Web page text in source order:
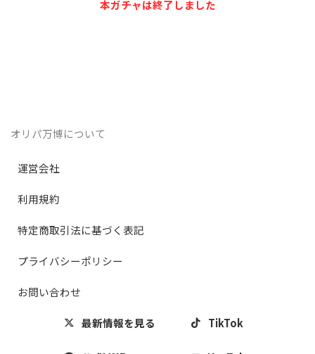
本ガチャは終了しました
オリパ万博について
運営会社
利用規約
特定商取引法に基づく表記
プライバシーポリシー
お問い合わせ
最新情報を見る TikTok